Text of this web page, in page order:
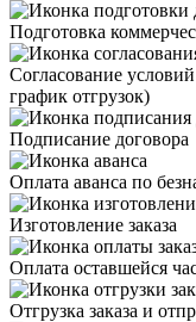
Подготовка
Согласование
график отгрузок)
Подписание договора
Оплата аванса по
Изготовление заказа
Оплата оставшейся
Отгрузка заказа и